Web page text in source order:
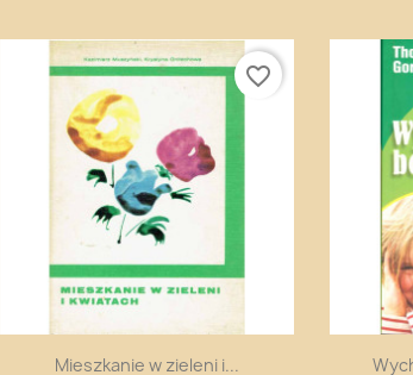
Szybki podgląd
Mieszkanie w zieleni i...
favorite_border